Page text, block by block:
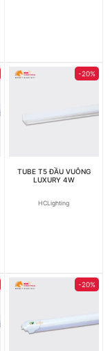
-20%
TUBE T5 ĐẦU VUÔNG
LUXURY 4W
HCLighting
-20%